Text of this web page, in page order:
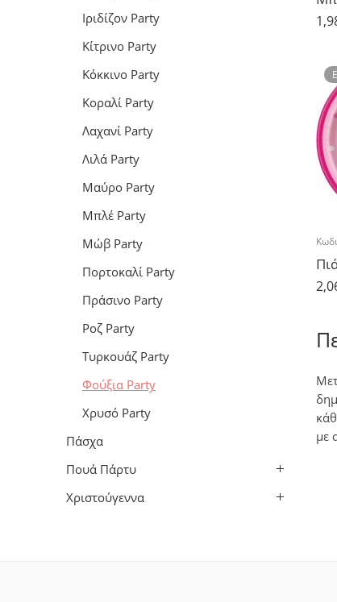
με
Ιριδίζον Party
Κίτρινο Party
Κόκκινο Party
Κοραλί Party
Λαχανί Party
Λιλά Party
Μαύρο Party
Μπλέ Party
Μώβ Party
Πορτοκαλί Party
Πράσινο Party
Ροζ Party
Τυρκουάζ Party
Φούξια Party
Χρυσό Party
Πάσχα
Πουά Πάρτυ
Χριστούγεννα